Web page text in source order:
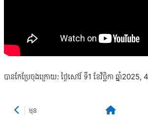
បានកែប្រែចុងក្រោយ: ថ្ងៃសៅរ៍ ទី1 ខែវិច្ឆិកា ឆ្នាំ2025,
មុន